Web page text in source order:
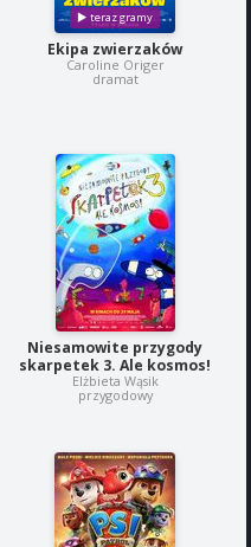
Ekipa zwierzaków
Caroline Origer
dramat
Niesamowite przygody
skarpetek 3. Ale kosmos!
Elżbieta Wąsik
przygodowy